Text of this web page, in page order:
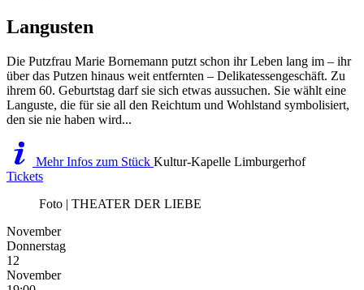
Langusten
Die Putzfrau Marie Bornemann putzt schon ihr Leben lang im – ihr
über das Putzen hinaus weit entfernten – Delikatessengeschäft. Zu
ihrem 60. Geburtstag darf sie sich etwas aussuchen. Sie wählt eine
Languste, die für sie all den Reichtum und Wohlstand symbolisiert,
den sie nie haben wird...
Mehr Infos zum Stück Kultur-Kapelle Limburgerhof
Tickets
Foto | THEATER DER LIEBE
November
Donnerstag
12
November